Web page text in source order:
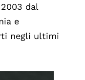
dal
e
negli ultimi